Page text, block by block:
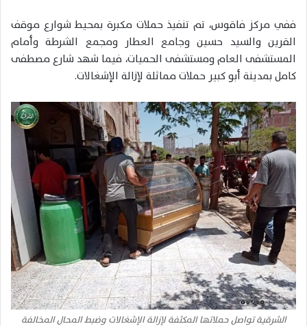
ففي مركز فاقوس، تم تنفيذ حملات مكبرة بمحيط شوارع موقف
القرين والسيد حسين وجامع العطار ومجمع الشرطة وأمام
المستشفى العام ومستشفى الحميات، فيما شهد شارع مصطفى
كامل بمدينة أبو كبير حملات مماثلة لإزالة الإشغالات.
الشرقية تواصل حملاتها المكثفة لإزالة الإشغالات وضبط المحال المخالفة